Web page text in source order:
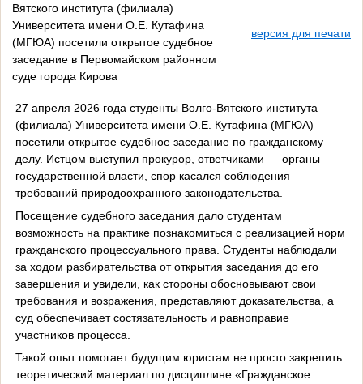
Вятского института (филиала)
Университета имени О.Е. Кутафина
(МГЮА) посетили открытое судебное
заседание в Первомайском районном
суде города Кирова
версия для печати
27 апреля 2026 года студенты Волго-Вятского института
(филиала) Университета имени О.Е. Кутафина (МГЮА)
посетили открытое судебное заседание по гражданскому
делу. Истцом выступил прокурор, ответчиками — органы
государственной власти, спор касался соблюдения
требований природоохранного законодательства.
Посещение судебного заседания дало студентам
возможность на практике познакомиться с реализацией норм
гражданского процессуального права. Студенты наблюдали
за ходом разбирательства от открытия заседания до его
завершения и увидели, как стороны обосновывают свои
требования и возражения, представляют доказательства, а
суд обеспечивает состязательность и равноправие
участников процесса.
Такой опыт помогает будущим юристам не просто закрепить
теоретический материал по дисциплине «Гражданское